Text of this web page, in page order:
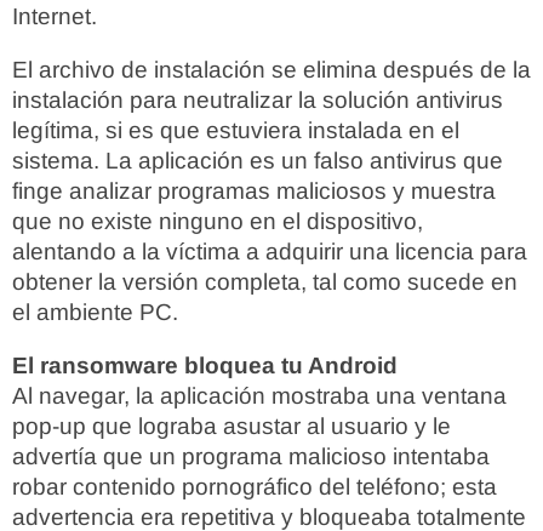
Internet.
El archivo de instalación se elimina después de la
instalación para neutralizar la solución antivirus
legítima, si es que estuviera instalada en el
sistema. La aplicación es un falso antivirus que
finge analizar programas maliciosos y muestra
que no existe ninguno en el dispositivo,
alentando a la víctima a adquirir una licencia para
obtener la versión completa, tal como sucede en
el ambiente PC.
El ransomware bloquea tu Android
Al navegar, la aplicación mostraba una ventana
pop-up que lograba asustar al usuario y le
advertía que un programa malicioso intentaba
robar contenido pornográfico del teléfono; esta
advertencia era repetitiva y bloqueaba totalmente